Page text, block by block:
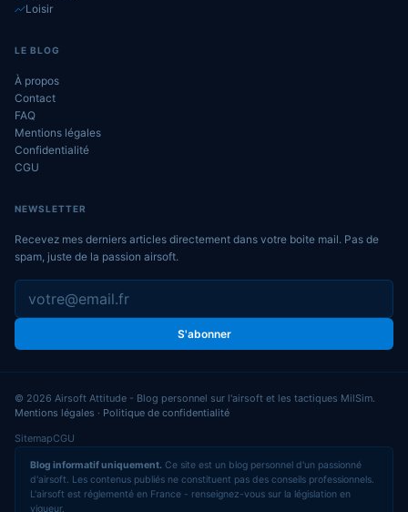
Loisir
LE BLOG
À propos
Contact
FAQ
Mentions légales
Confidentialité
CGU
NEWSLETTER
Recevez mes derniers articles directement dans votre boite mail. Pas de
spam, juste de la passion airsoft.
S'abonner
© 2026 Airsoft Attitude - Blog personnel sur l'airsoft et les tactiques MilSim.
Mentions légales · Politique de confidentialité
SitemapCGU
Blog informatif uniquement. Ce site est un blog personnel d'un passionné
d'airsoft. Les contenus publiés ne constituent pas des conseils professionnels.
L'airsoft est réglementé en France - renseignez-vous sur la législation en
vigueur.